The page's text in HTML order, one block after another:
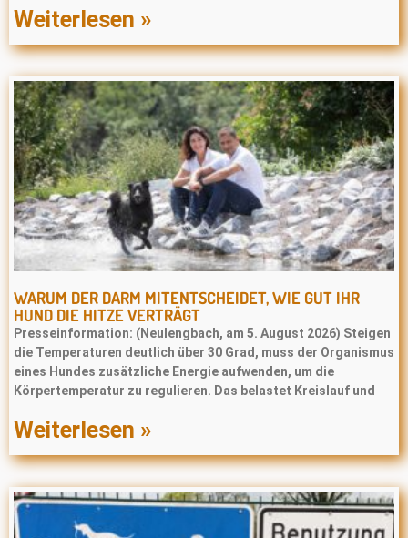
Weiterlesen »
WARUM DER DARM MITENTSCHEIDET, WIE GUT IHR
HUND DIE HITZE VERTRÄGT
Presseinformation: (Neulengbach, am 5. August 2026) Steigen
die Temperaturen deutlich über 30 Grad, muss der Organismus
eines Hundes zusätzliche Energie aufwenden, um die
Körpertemperatur zu regulieren. Das belastet Kreislauf und
Weiterlesen »